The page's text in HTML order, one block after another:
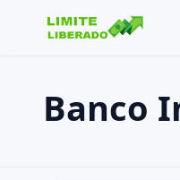
Buscar no site
Banco